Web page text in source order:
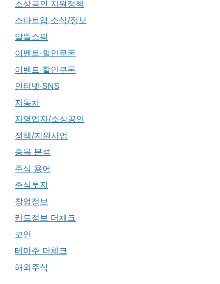
소상공인 지원정책
스타트업 소식/정보
알뜰쇼핑
이벤트·할인쿠폰
이벤트·할인쿠폰
인터넷·SNS
자동차
자영업자/소상공인
정책/지원사업
종목 분석
주식 용어
주식투자
창업정보
카드정보 더체크
코인
테마주 더체크
해외주식